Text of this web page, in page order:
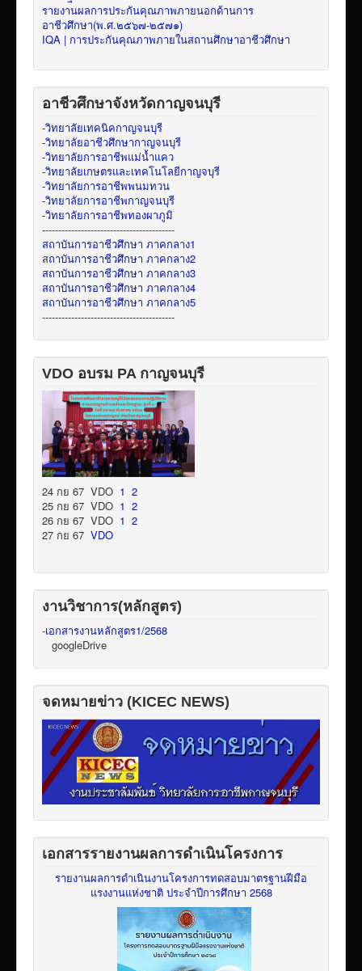
รายงานผลการประกันคุณภาพภายนอกด้านการ
อาชีวศึกษา(พ.ศ.๒๕๖๗-๒๕๗๑)
IQA | การประกันคุณภาพภายในสถานศึกษาอาชีวศึกษา
อาชีวศึกษาจังหวัดกาญจนบุรี
-วิทยาลัยเทคนิคกาญจนบุรี
-วิทยาลัยอาชีวศึกษากาญจนบุรี
-วิทยาลัยการอาชีพแม่น้ำแคว
-วิทยาลัยเกษตรและเทคโนโลยีกาญจบุรี
-วิทยาลัยการอาชีพพนมทวน
-วิทยาลัยการอาชีพกาญจนบุรี
-วิทยาลัยการอาชีพทองผาภูมิ
-----------------------------------------
สถาบันการอาชีวศึกษา ภาคกลาง1
สถาบันการอาชีวศึกษา ภาคกลาง2
สถาบันการอาชีวศึกษา ภาคกลาง3
สถาบันการอาชีวศึกษา ภาคกลาง4
สถาบันการอาชีวศึกษา ภาคกลาง5
-----------------------------------------
VDO อบรม PA กาญจนบุรี
24 กย 67 VDO 1 2
25 กย 67 VDO 1 2
26 กย 67 VDO 1 2
27 กย 67 VDO
งานวิชาการ(หลักสูตร)
-เอกสารงานหลักสูตร1/2568
googleDrive
จดหมายข่าว (KICEC NEWS)
เอกสารรายงานผลการดำเนินโครงการ
รายงานผลการดำเนินงานโครงการทดสอบมาตรฐานฝีมือ
แรงงานแห่งชาติ ประจำปีการศึกษา 2568